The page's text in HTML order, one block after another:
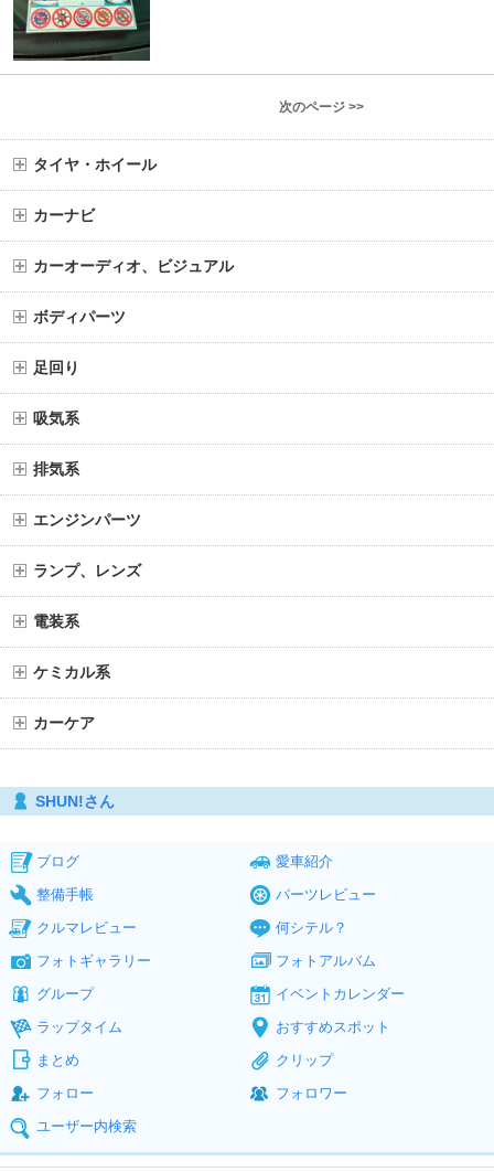
次のページ >>
タイヤ・ホイール
カーナビ
カーオーディオ、ビジュアル
ボディパーツ
足回り
吸気系
排気系
エンジンパーツ
ランプ、レンズ
電装系
ケミカル系
カーケア
SHUN!さん
ブログ
愛車紹介
整備手帳
パーツレビュー
クルマレビュー
何シテル？
フォトギャラリー
フォトアルバム
グループ
イベントカレンダー
ラップタイム
おすすめスポット
まとめ
クリップ
フォロー
フォロワー
ユーザー内検索